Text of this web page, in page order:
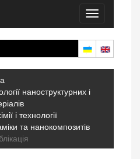
Toggle
navigation
наноструктурних і
і технології
та нанокомпозитів